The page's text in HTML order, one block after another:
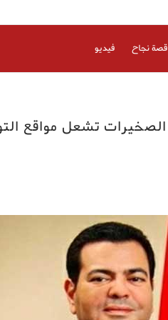
قصة نجاح فيديو
تشعل مواقع